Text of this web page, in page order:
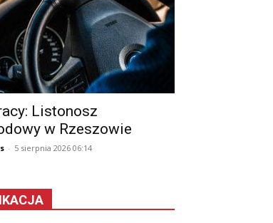
Listonosz
w Rzeszowie
- 5 sierpnia 2026 06:14